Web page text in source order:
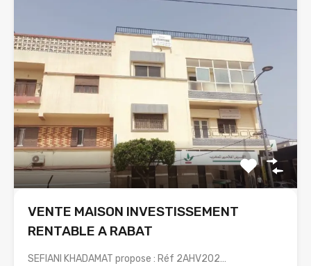
VENTE MAISON INVESTISSEMENT
RENTABLE A RABAT
SEFIANI KHADAMAT propose : Réf 2AHV202…